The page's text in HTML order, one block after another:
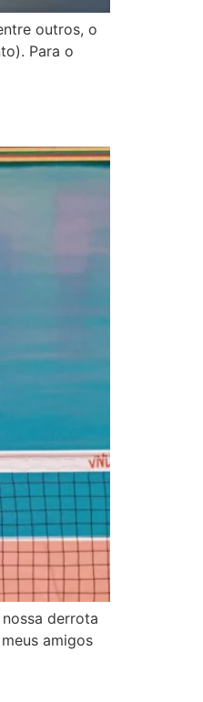
outros, o
Para o
derrota
amigos